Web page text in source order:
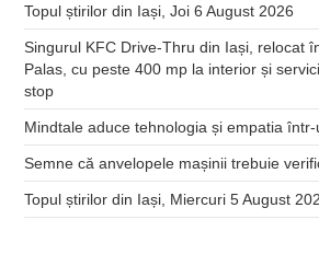
Topul știrilor din Iași, Joi 6 August 2026
Singurul KFC Drive-Thru din Iași, relocat
Palas, cu peste 400 mp la interior și
stop
Mindtale aduce tehnologia și empatia
Semne că anvelopele mașinii trebuie
Topul știrilor din Iași, Miercuri 5 August